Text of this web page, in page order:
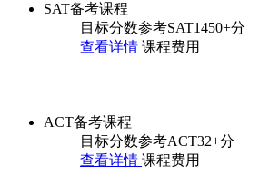
SAT备考课程
目标分数参考SAT1450+分
查看详情 课程费用
ACT备考课程
目标分数参考ACT32+分
查看详情 课程费用